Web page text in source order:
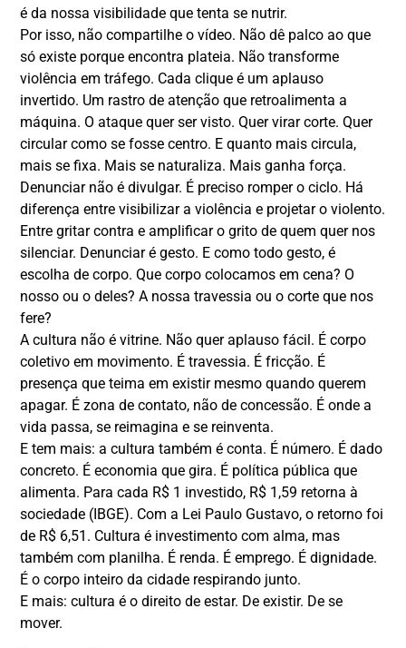
é da nossa visibilidade que tenta se nutrir.
Por isso, não compartilhe o vídeo. Não dê palco ao que
só existe porque encontra plateia. Não transforme
violência em tráfego. Cada clique é um aplauso
invertido. Um rastro de atenção que retroalimenta a
máquina. O ataque quer ser visto. Quer virar corte. Quer
circular como se fosse centro. E quanto mais circula,
mais se fixa. Mais se naturaliza. Mais ganha força.
Denunciar não é divulgar. É preciso romper o ciclo. Há
diferença entre visibilizar a violência e projetar o violento.
Entre gritar contra e amplificar o grito de quem quer nos
silenciar. Denunciar é gesto. E como todo gesto, é
escolha de corpo. Que corpo colocamos em cena? O
nosso ou o deles? A nossa travessia ou o corte que nos
fere?
A cultura não é vitrine. Não quer aplauso fácil. É corpo
coletivo em movimento. É travessia. É fricção. É
presença que teima em existir mesmo quando querem
apagar. É zona de contato, não de concessão. É onde a
vida passa, se reimagina e se reinventa.
E tem mais: a cultura também é conta. É número. É dado
concreto. É economia que gira. É política pública que
alimenta. Para cada R$ 1 investido, R$ 1,59 retorna à
sociedade (IBGE). Com a Lei Paulo Gustavo, o retorno foi
de R$ 6,51. Cultura é investimento com alma, mas
também com planilha. É renda. É emprego. É dignidade.
É o corpo inteiro da cidade respirando junto.
E mais: cultura é o direito de estar. De existir. De se
mover.